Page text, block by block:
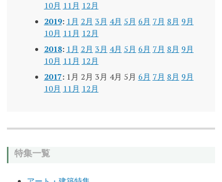
10月 11月 12月
2019: 1月 2月 3月 4月 5月 6月 7月 8月 9月
10月 11月 12月
2018: 1月 2月 3月 4月 5月 6月 7月 8月 9月
10月 11月 12月
2017: 1月 2月 3月 4月 5月 6月 7月 8月 9月
10月 11月 12月
特集一覧